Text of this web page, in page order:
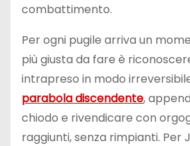
combattimento.
Per ogni pugile arriva un
più giusta da fare è
intrapreso in modo
parabola discendente,
chiodo e rivendicare con
raggiunti, senza rimpianti. Per